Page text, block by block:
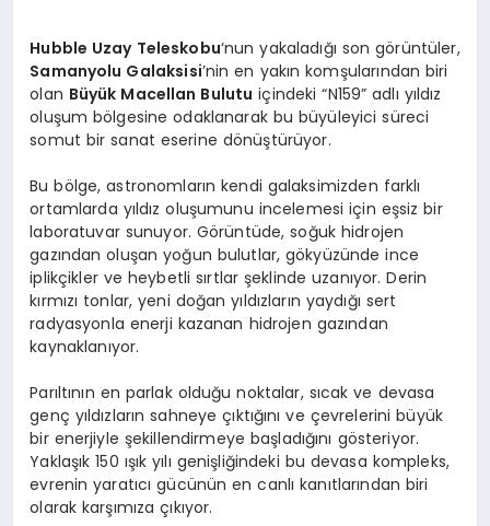
Hubble Uzay Teleskobu‘nun yakaladığı son görüntüler,
Samanyolu Galaksisi’nin en yakın komşularından biri
olan Büyük Macellan Bulutu içindeki “N159” adlı yıldız
oluşum bölgesine odaklanarak bu büyüleyici süreci
somut bir sanat eserine dönüştürüyor.
Bu bölge, astronomların kendi galaksimizden farklı
ortamlarda yıldız oluşumunu incelemesi için eşsiz bir
laboratuvar sunuyor. Görüntüde, soğuk hidrojen
gazından oluşan yoğun bulutlar, gökyüzünde ince
iplikçikler ve heybetli sırtlar şeklinde uzanıyor. Derin
kırmızı tonlar, yeni doğan yıldızların yaydığı sert
radyasyonla enerji kazanan hidrojen gazından
kaynaklanıyor.
Parıltının en parlak olduğu noktalar, sıcak ve devasa
genç yıldızların sahneye çıktığını ve çevrelerini büyük
bir enerjiyle şekillendirmeye başladığını gösteriyor.
Yaklaşık 150 ışık yılı genişliğindeki bu devasa kompleks,
evrenin yaratıcı gücünün en canlı kanıtlarından biri
olarak karşımıza çıkıyor.